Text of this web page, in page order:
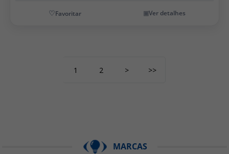
Ver detalhes
1 2 > >>
MARCAS